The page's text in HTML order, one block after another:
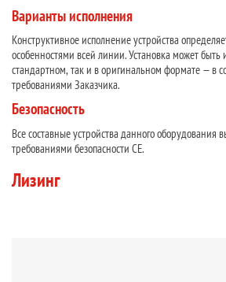
Варианты исполнения
Конструктивное исполнение устройства
особенностями всей линии. Установка может быть
стандартном, так и в оригинальном формате — в
требованиями Заказчика.
Безопасность
Все составные устройства данного оборудования
требованиями безопасности СЕ.
Лизинг